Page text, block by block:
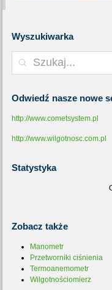
Wyszukiwarka
Odwiedź nasze nowe
http://www.cometsystem.pl
http://www.wilgotnosc.com.pl
Statystyka
Zobacz także
Manometr
Przetworniki ciśnienia
Termoanemometr
Wilgotnościomierz